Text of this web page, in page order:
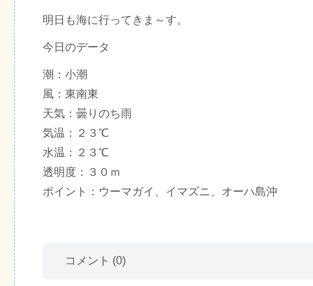
明日も海に行ってきま～す。
今日のデータ
潮：小潮
風：東南東
天気：曇りのち雨
気温：２３℃
水温：２３℃
透明度：３０ｍ
ポイント：ウーマガイ、イマズニ、オーハ島沖
コメント (0)